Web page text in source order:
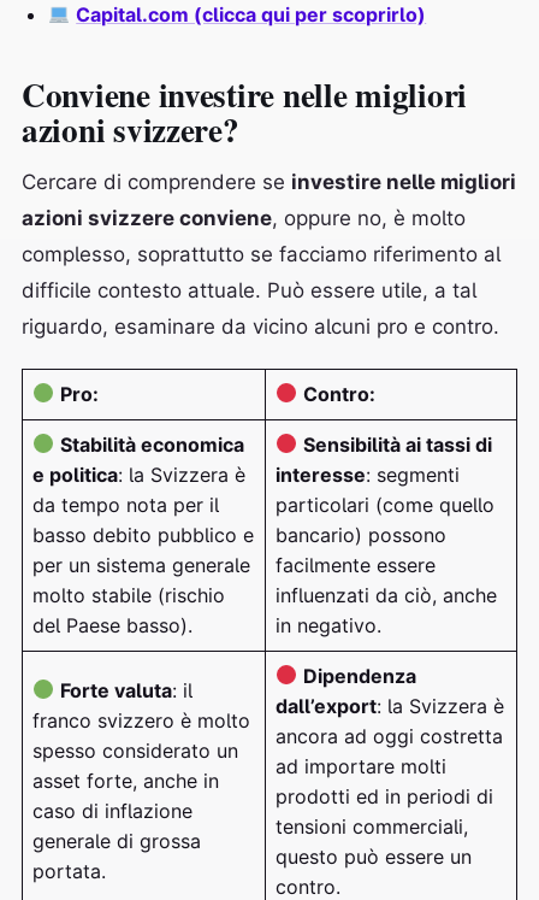
Capital.com (clicca qui per scoprirlo)
Conviene investire nelle migliori
azioni svizzere?
Cercare di comprendere se investire nelle migliori
azioni svizzere conviene, oppure no, è molto
complesso, soprattutto se facciamo riferimento al
difficile contesto attuale. Può essere utile, a tal
riguardo, esaminare da vicino alcuni pro e contro.
Pro: Contro:
Stabilità economica
e politica: la Svizzera è
da tempo nota per il
basso debito pubblico e
per un sistema generale
molto stabile (rischio
del Paese basso).
Sensibilità ai tassi di
interesse: segmenti
particolari (come quello
bancario) possono
facilmente essere
influenzati da ciò, anche
in negativo.
Forte valuta: il
franco svizzero è molto
spesso considerato un
asset forte, anche in
caso di inflazione
generale di grossa
portata.
Dipendenza
dall’export: la Svizzera è
ancora ad oggi costretta
ad importare molti
prodotti ed in periodi di
tensioni commerciali,
questo può essere un
contro.